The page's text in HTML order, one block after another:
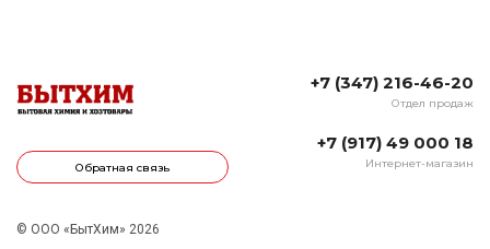
Обратная связь
+7 (347) 216-46-20
Отдел продаж
+7 (917) 49 000 18
Интернет-магазин
© ООО «БытХим» 2026